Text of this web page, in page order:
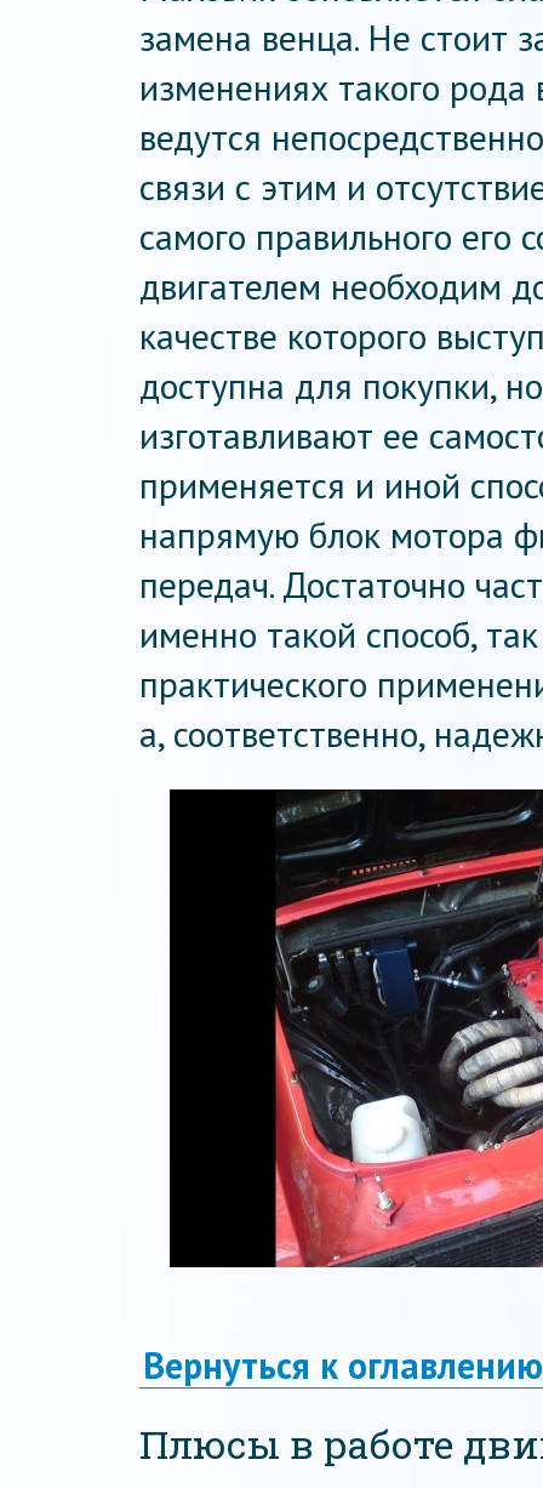
замена венца. Не стоит
изменениях такого рода
ведутся
связи с этим и
самого правильного его
двигателем необходим
качестве которого
доступна для покупки,
изготавливают ее
применяется и иной
напрямую блок мотора
передач. Достаточно
именно такой способ,
практического
а, соответственно,
Вернуться к оглавлению
Плюсы в работе